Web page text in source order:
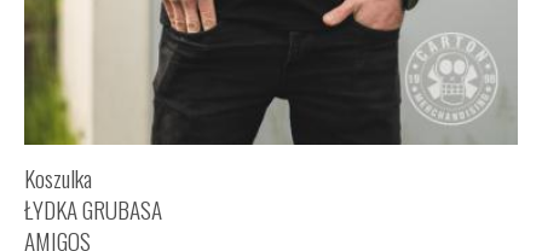
Koszulka
ŁYDKA GRUBASA
AMIGOS